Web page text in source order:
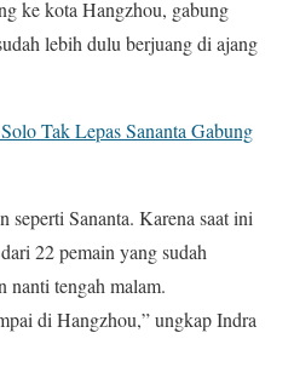
ke kota Hangzhou, gabung
lebih dulu berjuang di ajang
Tak Lepas Sananta Gabung
Sananta. Karena saat ini
22 pemain yang sudah
nanti tengah malam.
di Hangzhou,” ungkap Indra